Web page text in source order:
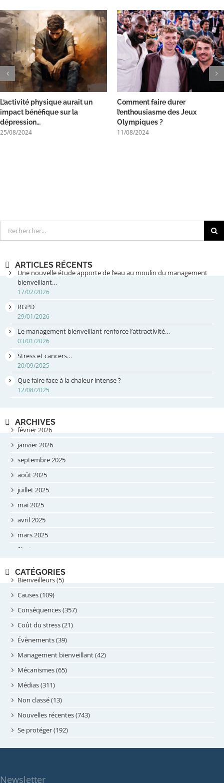
L’activité physique aurait un
impact bénéfique sur la
dépression…
25/08/2024
Comment faire durer
l’enthousiasme des Jeux
Olympiques ?
11/08/2024
Rechercher
ARTICLES RÉCENTS
Une nouvelle étude apporte de l’eau au moulin du management
bienveillant…
17/02/2026
RGPD
29/01/2026
Le management bienveillant renforce l’attractivité…
03/01/2026
Stress et cancers…
20/09/2025
Que faire face à la chaleur intense ?
12/08/2025
ARCHIVES
février 2026
janvier 2026
septembre 2025
août 2025
juillet 2025
mai 2025
avril 2025
mars 2025
février 2025
septembre 2024
août 2024
juillet 2024
juin 2024
mai 2024
avril 2024
février 2024
janvier 2024
novembre 2023
octobre 2023
septembre 2023
mars 2023
CATÉGORIES
Bienveilleurs (5)
Causes (109)
Conséquences (357)
Coût du stress (21)
Évènements (39)
Management bienveillant (42)
Mécanismes (65)
Médias (311)
Non classé (13)
Nouvelles récentes (743)
Se protéger (192)
Newsletter